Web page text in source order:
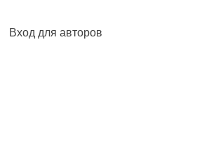
Вход для авторов